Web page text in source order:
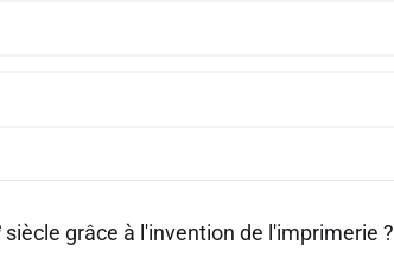
siècle grâce à l'invention de l'imprimerie ?